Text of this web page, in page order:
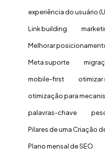
experiência do usuário
Link building
Melhorar
Meta suporte
mobile-first otimizar
otimização para
palavras-chave
Pilares de uma Criação
Plano mensal de SEO